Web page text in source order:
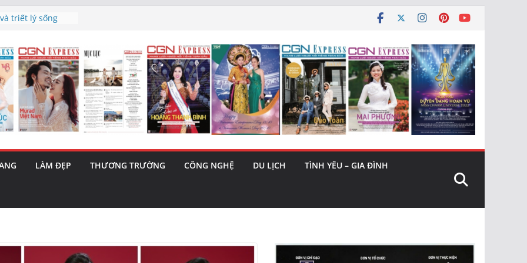
triết lý sống
– 1 Cơ hội
cùng MTH
(5/8): Bật tăng
và nguy cơ trốn
LÀM ĐẸP THƯƠNG TRƯỜNG CÔNG NGHỆ DU LỊCH TÌNH YÊU – GIA ĐÌNH